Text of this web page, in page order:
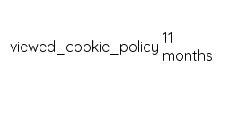
viewed_cookie_policy 11
months